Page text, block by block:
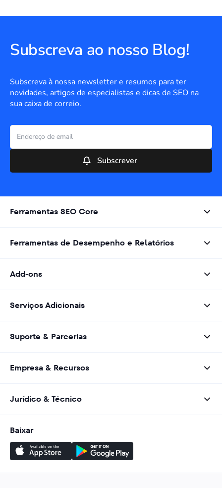
Subscreva ao nosso Blog!
Subscreva à nossa newsletter e resumos para ter
novidades, artigos de especialistas e dicas de SEO na
sua caixa de correio.
Subscrever
Ferramentas SEO Core
Ferramentas de Desempenho e Relatórios
Add-ons
Serviços Adicionais
Suporte & Parcerias
Empresa & Recursos
Jurídico & Técnico
Baixar